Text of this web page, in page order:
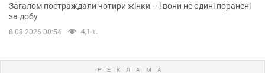
Загалом постраждали чотири жінки – і вони не єдині поранені
за добу
8.08.2026 00:54 4,1 т.